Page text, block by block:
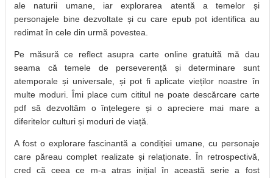
ale naturii umane, iar explorarea atentă a temelor și
personajele bine dezvoltate și cu care epub pot identifica au
redimat în cele din urmă povestea.
Pe măsură ce reflect asupra carte online gratuită mă dau
seama că temele de perseverență și determinare sunt
atemporale și universale, și pot fi aplicate vieților noastre în
multe moduri. Îmi place cum cititul ne poate descărcare carte
pdf să dezvoltăm o înțelegere și o apreciere mai mare a
diferitelor culturi și moduri de viață.
A fost o explorare fascinantă a condiției umane, cu personaje
care păreau complet realizate și relaționate. În retrospectivă,
cred că ceea ce m-a atras inițial în această serie a fost